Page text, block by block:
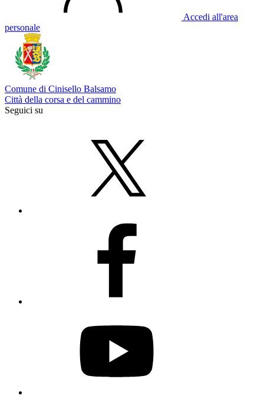
Accedi all'area
personale
Comune di Cinisello Balsamo
Città della corsa e del cammino
Seguici su